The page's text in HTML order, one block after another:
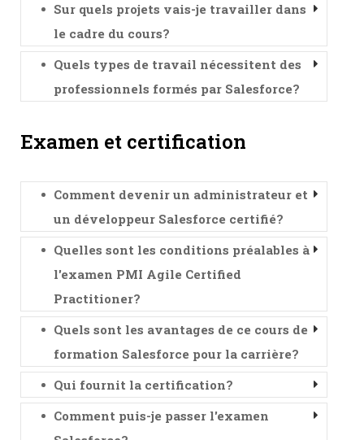
Sur quels projets vais-je travailler dans
le cadre du cours?
Quels types de travail nécessitent des
professionnels formés par Salesforce?
Examen et certification
Comment devenir un administrateur et
un développeur Salesforce certifié?
Quelles sont les conditions préalables à
l'examen PMI Agile Certified
Practitioner?
Quels sont les avantages de ce cours de
formation Salesforce pour la carrière?
Qui fournit la certification?
Comment puis-je passer l'examen